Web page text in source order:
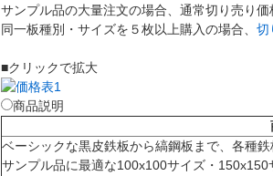
サンプル品の大量注文の場合、通常切り売り価
同一板種別・サイズを５枚以上購入の場合、 切
■クリックで拡大
商品説明
ベーシックな黒皮鉄板から縞鋼板まで、各種
サンプル品に最適な100x100サイズ・